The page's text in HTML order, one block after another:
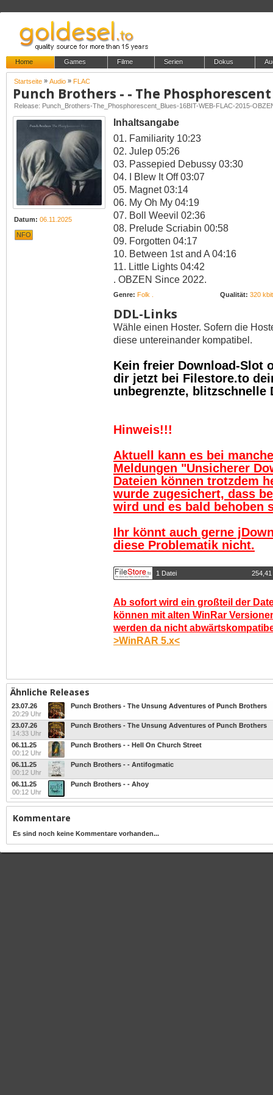
Home Games Filme Serien Dokus
Startseite » Audio » FLAC
Punch Brothers - - The
Release: Punch_Brothers-The_Phosphorescent_Blues-16BIT-WEB-FLAC-2015-
Datum: 06.11.2025
NFO
Inhaltsangabe
01. Familiarity 10:23
02. Julep 05:26
03. Passepied Debussy 03:30
04. I Blew It Off 03:07
05. Magnet 03:14
06. My Oh My 04:19
07. Boll Weevil 02:36
08. Prelude Scriabin 00:58
09. Forgotten 04:17
10. Between 1st and A 04:16
11. Little Lights 04:42
. OBZEN Since 2022.
Genre: Folk . Qualität: 320
DDL-Links
Wähle einen Hoster. Sofern die
diese untereinander kompatibel.
Kein freier Download-Slot
dir jetzt bei Filestore.to
unbegrenzte, blitzschnelle
Hinweis!!!
Aktuell kann es bei
Meldungen "Unsicherer
Dateien können trotzdem
wurde zugesichert, dass
wird und es bald behoben
Ihr könnt auch gerne
diese Problematik nicht.
1 Datei 254,41
Ab sofort wird ein großteil der
können mit alten WinRar
werden da nicht
>WinRAR 5.x<
Ähnliche Releases
23.07.26
20:29 Uhr
Punch Brothers - The Unsung Adventures of Punch Brothers
23.07.26
14:33 Uhr
Punch Brothers - The Unsung Adventures of Punch Brothers
06.11.25
00:12 Uhr
Punch Brothers - - Hell On Church Street
06.11.25
00:12 Uhr
Punch Brothers - - Antifogmatic
06.11.25
00:12 Uhr
Punch Brothers - - Ahoy
Kommentare
Es sind noch keine Kommentare vorhanden...